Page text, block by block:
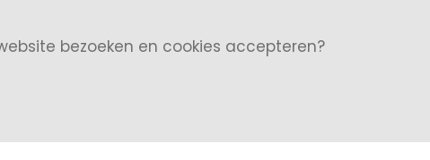
bezoeken en cookies accepteren?